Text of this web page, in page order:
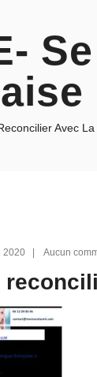
Avec
| Aucun